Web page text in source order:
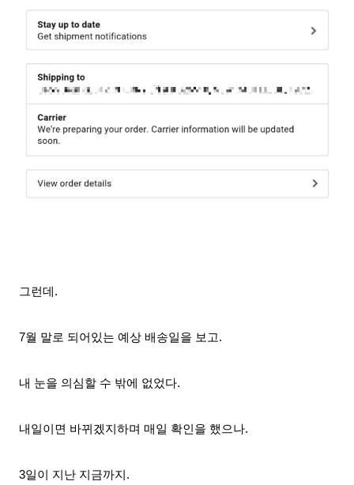
그런데.
7월 말로 되어있는 예상 배송일을 보고.
내 눈을 의심할 수 밖에 없었다.
내일이면 바뀌겠지하며 매일 확인을 했으나.
3일이 지난 지금까지.